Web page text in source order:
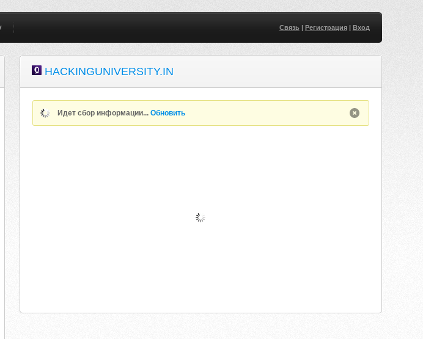
Связь| Регистрация| Вход
HACKINGUNIVERSITY.IN
Идет сбор информации...Обновить